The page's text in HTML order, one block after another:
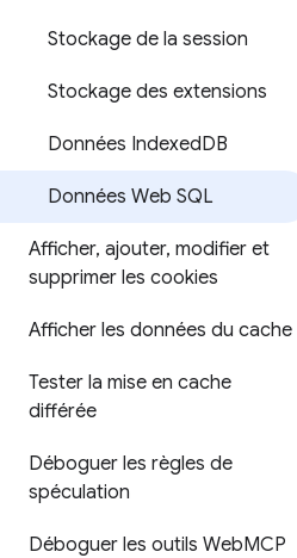
Stockage de la session
Stockage des extensions
Données IndexedDB
Données Web SQL
Afficher, ajouter, modifier et
supprimer les cookies
Afficher les données du cache
Tester la mise en cache
différée
Déboguer les règles de
spéculation
Déboguer les outils WebMCP